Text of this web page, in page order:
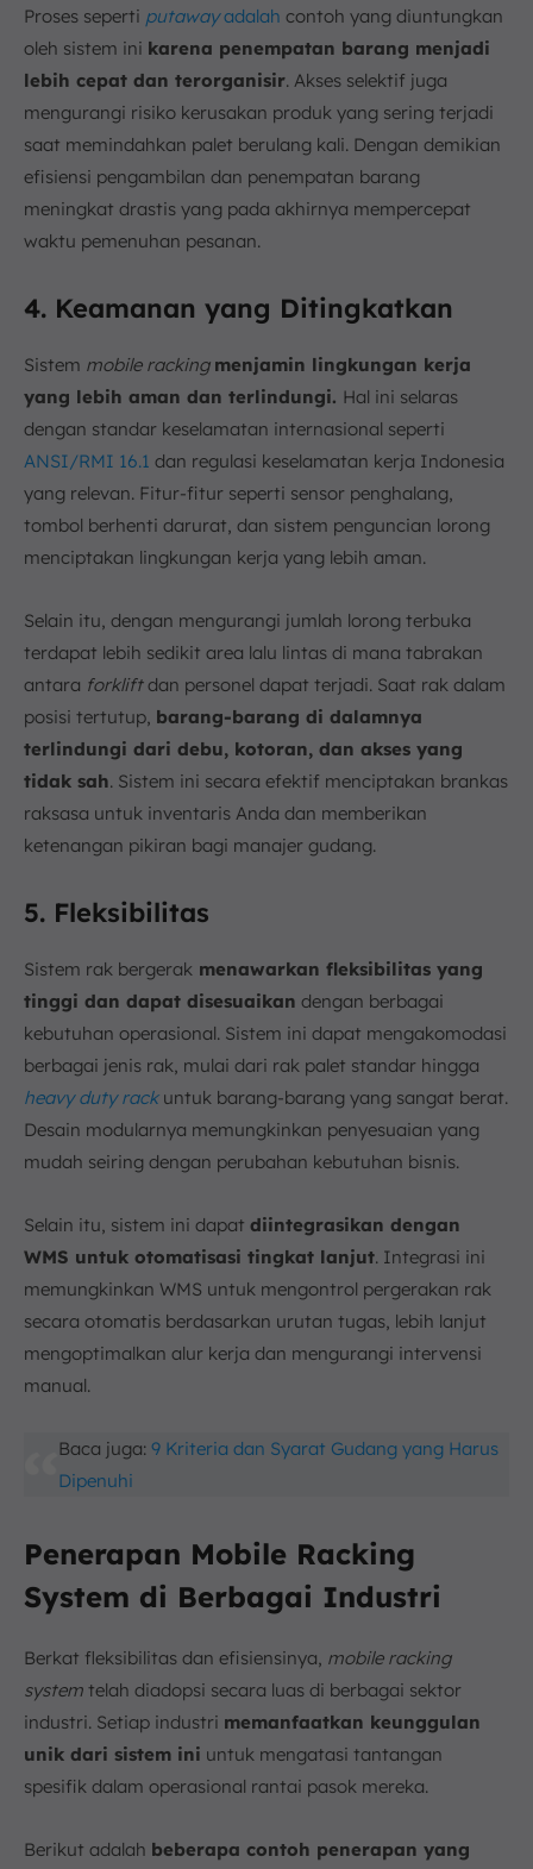
Proses seperti putawayadalah contoh yang diuntungkan
oleh sistem ini karena penempatan barang menjadi
lebih cepat dan terorganisir. Akses selektif juga
mengurangi risiko kerusakan produk yang sering terjadi
saat memindahkan palet berulang kali. Dengan demikian
efisiensi pengambilan dan penempatan barang
meningkat drastis yang pada akhirnya mempercepat
waktu pemenuhan pesanan.
4. Keamanan yang Ditingkatkan
Sistem mobile racking menjamin lingkungan kerja
yang lebih aman dan terlindungi. Hal ini selaras
dengan standar keselamatan internasional seperti
ANSI/RMI 16.1 dan regulasi keselamatan kerja Indonesia
yang relevan. Fitur-fitur seperti sensor penghalang,
tombol berhenti darurat, dan sistem penguncian lorong
menciptakan lingkungan kerja yang lebih aman.
Selain itu, dengan mengurangi jumlah lorong terbuka
terdapat lebih sedikit area lalu lintas di mana tabrakan
antara forkliftdan personel dapat terjadi. Saat rak dalam
posisi tertutup, barang-barang di dalamnya
terlindungi dari debu, kotoran, dan akses yang
tidak sah. Sistem ini secara efektif menciptakan brankas
raksasa untuk inventaris Anda dan memberikan
ketenangan pikiran bagi manajer gudang.
5. Fleksibilitas
Sistem rak bergerak menawarkan fleksibilitas yang
tinggi dan dapat disesuaikan dengan berbagai
kebutuhan operasional. Sistem ini dapat mengakomodasi
berbagai jenis rak, mulai dari rak palet standar hingga
heavy duty rackuntuk barang-barang yang sangat berat.
Desain modularnya memungkinkan penyesuaian yang
mudah seiring dengan perubahan kebutuhan bisnis.
Selain itu, sistem ini dapat diintegrasikan dengan
WMS untuk otomatisasi tingkat lanjut. Integrasi ini
memungkinkan WMS untuk mengontrol pergerakan rak
secara otomatis berdasarkan urutan tugas, lebih lanjut
mengoptimalkan alur kerja dan mengurangi intervensi
manual.
Baca juga:9 Kriteria dan Syarat Gudang yang Harus
Dipenuhi
Penerapan Mobile Racking
System di Berbagai Industri
Berkat fleksibilitas dan efisiensinya, mobile racking
system telah diadopsi secara luas di berbagai sektor
industri. Setiap industri memanfaatkan keunggulan
unik dari sistem ini untuk mengatasi tantangan
spesifik dalam operasional rantai pasok mereka.
Berikut adalah beberapa contoh penerapan yang